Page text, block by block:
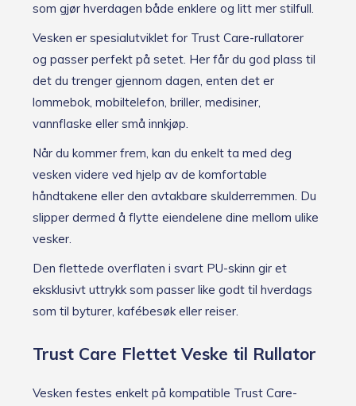
som gjør hverdagen både enklere og litt mer stilfull.
Vesken er spesialutviklet for Trust Care-rullatorer
og passer perfekt på setet. Her får du god plass til
det du trenger gjennom dagen, enten det er
lommebok, mobiltelefon, briller, medisiner,
vannflaske eller små innkjøp.
Når du kommer frem, kan du enkelt ta med deg
vesken videre ved hjelp av de komfortable
håndtakene eller den avtakbare skulderremmen. Du
slipper dermed å flytte eiendelene dine mellom ulike
vesker.
Den flettede overflaten i svart PU-skinn gir et
eksklusivt uttrykk som passer like godt til hverdags
som til byturer, kafébesøk eller reiser.
Trust Care Flettet Veske til Rullator
Vesken festes enkelt på kompatible Trust Care-